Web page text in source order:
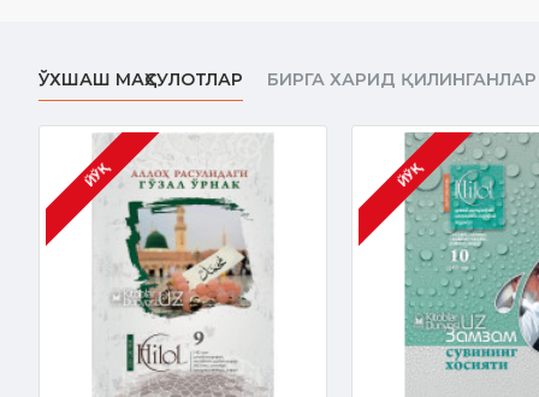
Эслатиб ўтамиз, журналга обуна хизмати бор:
Обуна бўлиш
Ушбу сонда
Сув ила экинларни чиқардик
Ҳадис шарҳи
Ориятни эгасига қайтаринг
ЎХШАШ МАҲСУЛОТЛАР БИРГА ХАРИД ҚИЛИНГАНЛАР
ЙЎҚ ЙЎҚ